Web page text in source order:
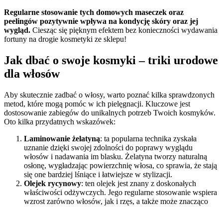
Regularne stosowanie tych domowych maseczek oraz
peelingów pozytywnie wpływa na kondycję skóry oraz jej
wygląd. Ciesząc się pięknym efektem bez konieczności wydawania
fortuny na drogie kosmetyki ze sklepu!
Jak dbać o swoje kosmyki – triki urodowe
dla włosów
Aby skutecznie zadbać o włosy, warto poznać kilka sprawdzonych
metod, które mogą pomóc w ich pielęgnacji. Kluczowe jest
dostosowanie zabiegów do unikalnych potrzeb Twoich kosmyków.
Oto kilka przydatnych wskazówek:
Laminowanie żelatyną: ta popularna technika zyskała
uznanie dzięki swojej zdolności do poprawy wyglądu
włosów i nadawania im blasku. Żelatyna tworzy naturalną
osłonę, wygładzając powierzchnię włosa, co sprawia, że stają
się one bardziej lśniące i łatwiejsze w stylizacji.
Olejek rycynowy: ten olejek jest znany z doskonałych
właściwości odżywczych. Jego regularne stosowanie wspiera
wzrost zarówno włosów, jak i rzęs, a także może znacząco